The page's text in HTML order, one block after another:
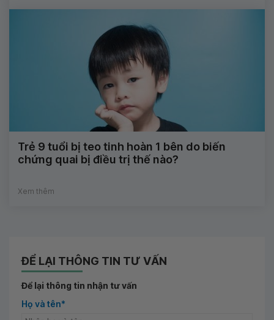
Trẻ 9 tuổi bị teo tinh hoàn 1 bên do biến
chứng quai bị điều trị thế nào?
Xem thêm
ĐỂ LẠI THÔNG TIN TƯ VẤN
Để lại thông tin nhận tư vấn
Họ và tên*